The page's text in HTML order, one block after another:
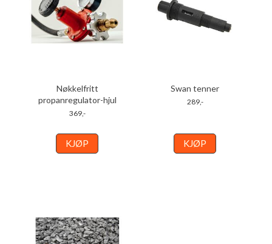
Nøkkelfritt
propanregulator-hjul
369,-
KJØP
Swan tenner
289,-
KJØP